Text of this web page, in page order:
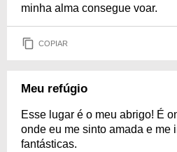
minha alma consegue voar.
COPIAR
Meu refúgio
Esse lugar é o meu abrigo! É
onde eu me sinto amada e me
fantásticas.